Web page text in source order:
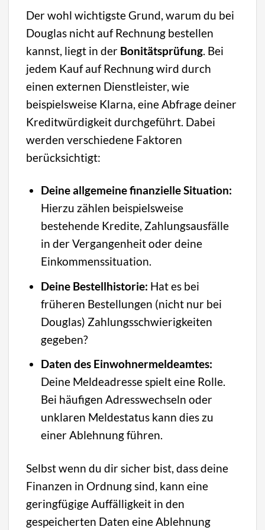
Der wohl wichtigste Grund, warum du bei
Douglas nicht auf Rechnung bestellen
kannst, liegt in der Bonitätsprüfung. Bei
jedem Kauf auf Rechnung wird durch
einen externen Dienstleister, wie
beispielsweise Klarna, eine Abfrage deiner
Kreditwürdigkeit durchgeführt. Dabei
werden verschiedene Faktoren
berücksichtigt:
Deine allgemeine finanzielle Situation:
Hierzu zählen beispielsweise
bestehende Kredite, Zahlungsausfälle
in der Vergangenheit oder deine
Einkommenssituation.
Deine Bestellhistorie: Hat es bei
früheren Bestellungen (nicht nur bei
Douglas) Zahlungsschwierigkeiten
gegeben?
Daten des Einwohnermeldeamtes:
Deine Meldeadresse spielt eine Rolle.
Bei häufigen Adresswechseln oder
unklaren Meldestatus kann dies zu
einer Ablehnung führen.
Selbst wenn du dir sicher bist, dass deine
Finanzen in Ordnung sind, kann eine
geringfügige Auffälligkeit in den
gespeicherten Daten eine Ablehnung